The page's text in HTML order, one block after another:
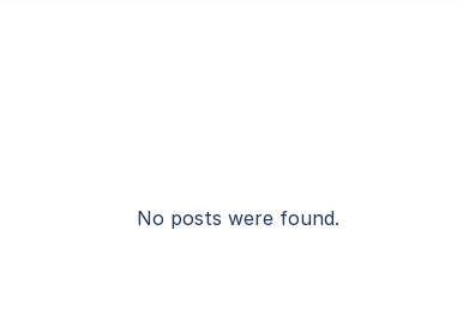
No posts were found.